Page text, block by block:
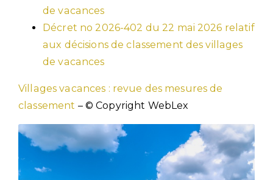
de vacances
Décret no 2026-402 du 22 mai 2026 relatif
aux décisions de classement des villages
de vacances
Villages vacances : revue des mesures de
classement – © Copyright WebLex